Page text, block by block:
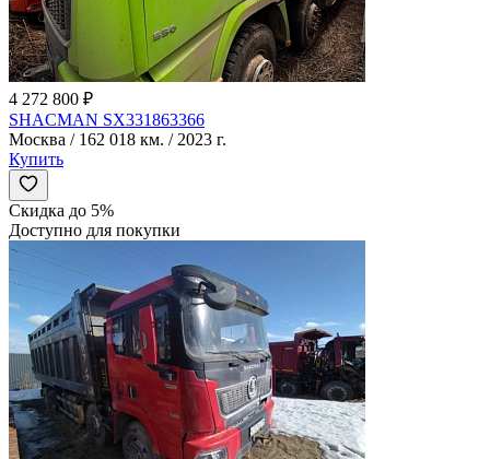
4 272 800 ₽
SHACMAN SX331863366
Москва / 162 018 км. / 2023 г.
Купить
Скидка до 5%
Доступно для покупки